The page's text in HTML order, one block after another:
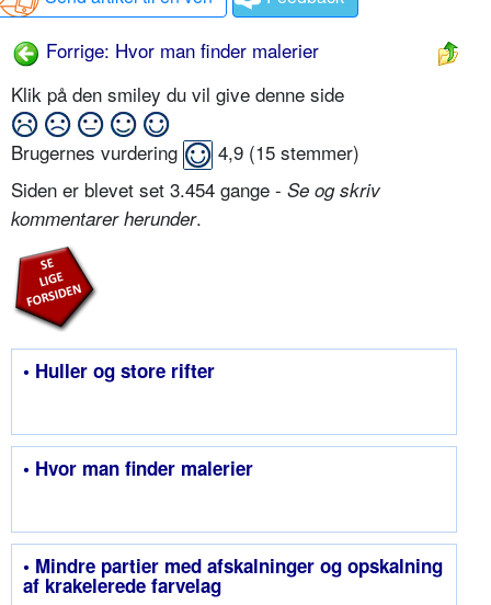
Forrige: Hvor man finder malerier
Klik på den smiley du vil give denne side
Brugernes vurdering 4,9 (15 stemmer)
Siden er blevet set 3.454 gange - Se og skriv
kommentarer herunder.
• Huller og store rifter
• Hvor man finder malerier
• Mindre partier med afskalninger og opskalning
af krakelerede farvelag